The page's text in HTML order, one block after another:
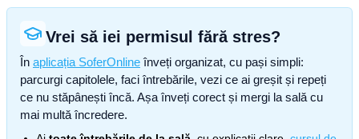
Vrei să iei permisul fără stres?
În aplicația SoferOnline înveți organizat, cu pași simpli:
parcurgi capitolele, faci întrebările, vezi ce ai greșit și repeți
ce nu stăpânești încă. Așa înveți corect și mergi la sală cu
mai multă încredere.